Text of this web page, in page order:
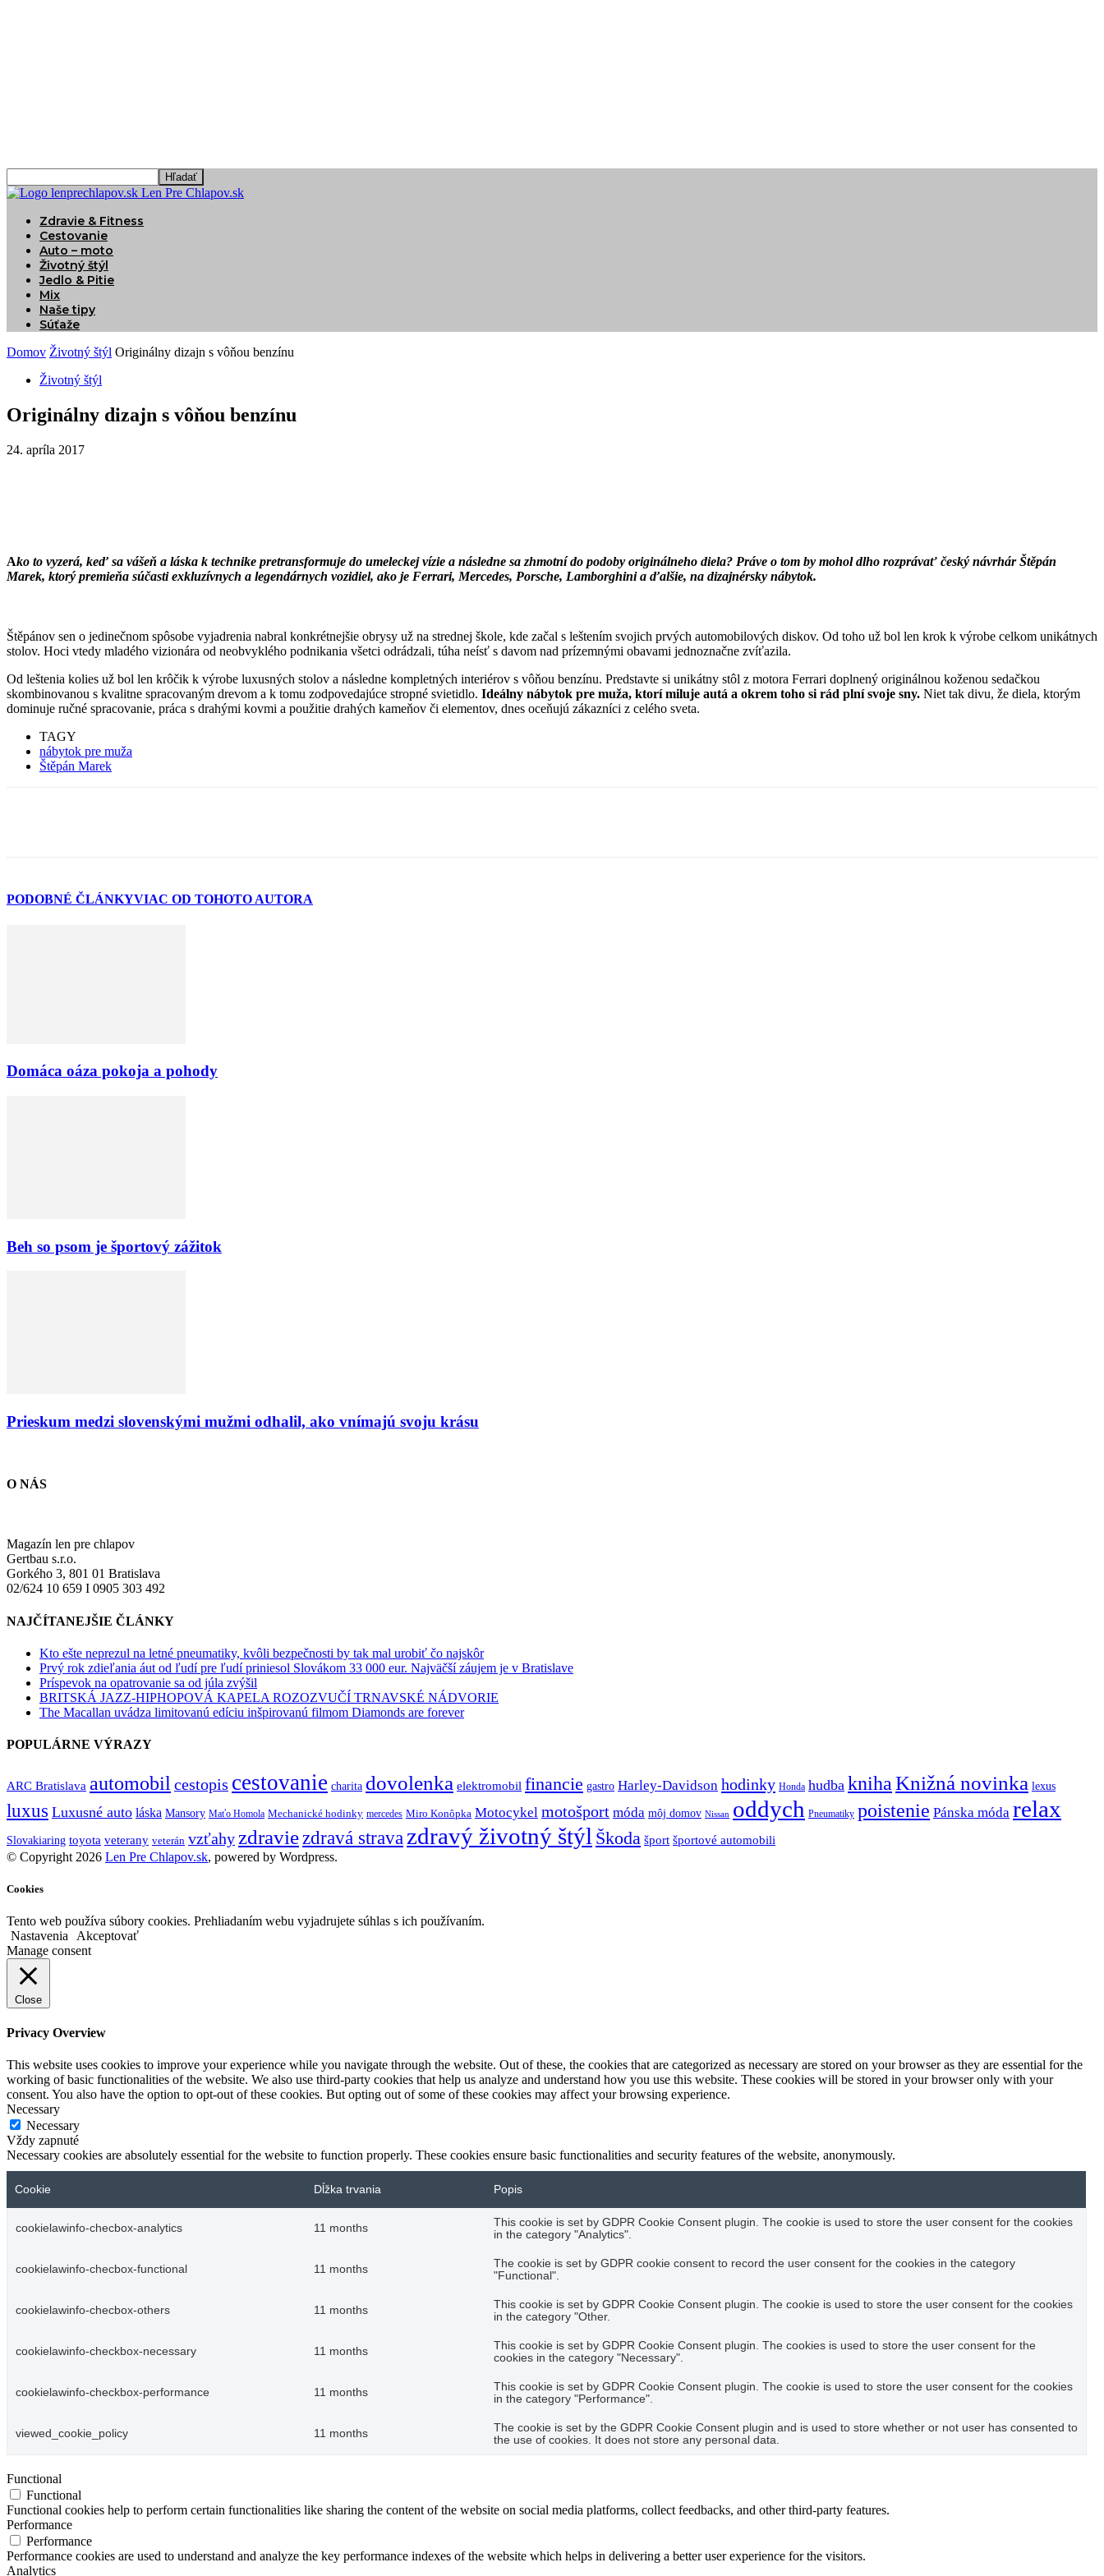
Len Pre Chlapov.sk
Zdravie & Fitness
Cestovanie
Auto – moto
Životný štýl
Jedlo & Pitie
Mix
Naše tipy
Súťaže
Domov Životný štýl Originálny dizajn s vôňou benzínu
Životný štýl
Originálny dizajn s vôňou benzínu
24. apríla 2017
Ako to vyzerá, keď sa vášeň a láska k technike pretransformuje do umeleckej vízie a následne sa zhmotní do podoby originálneho diela? Práve o tom by mohol dlho rozprávať český návrhár Štěpán
Marek, ktorý premieňa súčasti exkluzívnych a legendárnych vozidiel, ako je Ferrari, Mercedes, Porsche, Lamborghinia ďalšie, na dizajnérsky nábytok.
Štěpánov sen o jedinečnom spôsobe vyjadrenia nabral konkrétnejšie obrysy už na strednej škole, kde začal s leštením svojich prvých automobilových diskov. Od toho už bol len krok k výrobe celkom unikátnych
stolov. Hoci vtedy mladého vizionára od neobvyklého podnikania všetci odrádzali, túha neísť s davom nad prízemnými obavami jednoznačne zvíťazila.
Od leštenia kolies už bol len krôčik k výrobe luxusných stolov a následne kompletných interiérov s vôňou benzínu. Predstavte si unikátny stôl z motora Ferrari doplnený originálnou koženou sedačkou
skombinovanou s kvalitne spracovaným drevom a k tomu zodpovedajúce stropné svietidlo. Ideálny nábytok pre muža, ktorí miluje autá a okrem toho si rád plní svoje sny. Niet tak divu, že diela, ktorým
dominuje ručné spracovanie, práca s drahými kovmi a použitie drahých kameňov či elementov, dnes oceňujú zákazníci z celého sveta.
TAGY
nábytok pre muža
Štěpán Marek
PODOBNÉ ČLÁNKYVIAC OD TOHOTO AUTORA
Domáca oáza pokoja a pohody
Beh so psom je športový zážitok
Prieskum medzi slovenskými mužmi odhalil, ako vnímajú svoju krásu
O NÁS
Magazín len pre chlapov
Gertbau s.r.o.
Gorkého 3, 801 01 Bratislava
02/624 10 659 I 0905 303 492
NAJČÍTANEJŠIE ČLÁNKY
Kto ešte neprezul na letné pneumatiky, kvôli bezpečnosti by tak mal urobiť čo najskôr
Prvý rok zdieľania áut od ľudí pre ľudí priniesol Slovákom 33 000 eur. Najväčší záujem je v Bratislave
Príspevok na opatrovanie sa od júla zvýšil
BRITSKÁ JAZZ-HIPHOPOVÁ KAPELA ROZOZVUČÍ TRNAVSKÉ NÁDVORIE
The Macallan uvádza limitovanú edíciu inšpirovanú filmom Diamonds are forever
POPULÁRNE VÝRAZY
ARC Bratislava automobil cestopis cestovanie charita dovolenka elektromobil financie gastro Harley-Davidson hodinky Honda hudba kniha Knižná novinka lexus
luxus Luxusné auto láska Mansory Maťo Homola Mechanické hodinky mercedes Miro Konôpka Motocykel motošport móda môj domov Nissan oddych Pneumatiky poistenie Pánska móda relax
Slovakiaring toyota veterany veterán vzťahy zdravie zdravá strava zdravý životný štýl Škoda šport športové automobili
© Copyright 2026 Len Pre Chlapov.sk, powered by Wordpress.
Cookies
Tento web používa súbory cookies. Prehliadaním webu vyjadrujete súhlas s ich používaním.
Nastavenia
Akceptovať
Manage consent
Close
Privacy Overview
This website uses cookies to improve your experience while you navigate through the website. Out of these, the cookies that are categorized as necessary are stored on your browser as they are essential for the
working of basic functionalities of the website. We also use third-party cookies that help us analyze and understand how you use this website. These cookies will be stored in your browser only with your
consent. You also have the option to opt-out of these cookies. But opting out of some of these cookies may affect your browsing experience.
Necessary
Necessary
Vždy zapnuté
Necessary cookies are absolutely essential for the website to function properly. These cookies ensure basic functionalities and security features of the website, anonymously.
Cookie Dĺžka trvania Popis
cookielawinfo-checbox-analytics 11 months
This cookie is set by GDPR Cookie Consent plugin. The cookie is used to store the user consent for the cookies
in the category "Analytics".
cookielawinfo-checbox-functional 11 months
The cookie is set by GDPR cookie consent to record the user consent for the cookies in the category
"Functional".
cookielawinfo-checbox-others 11 months
This cookie is set by GDPR Cookie Consent plugin. The cookie is used to store the user consent for the cookies
in the category "Other.
cookielawinfo-checkbox-necessary 11 months
This cookie is set by GDPR Cookie Consent plugin. The cookies is used to store the user consent for the
cookies in the category "Necessary".
cookielawinfo-checkbox-performance 11 months
This cookie is set by GDPR Cookie Consent plugin. The cookie is used to store the user consent for the cookies
in the category "Performance".
viewed_cookie_policy 11 months
The cookie is set by the GDPR Cookie Consent plugin and is used to store whether or not user has consented to
the use of cookies. It does not store any personal data.
Functional
Functional
Functional cookies help to perform certain functionalities like sharing the content of the website on social media platforms, collect feedbacks, and other third-party features.
Performance
Performance
Performance cookies are used to understand and analyze the key performance indexes of the website which helps in delivering a better user experience for the visitors.
Analytics